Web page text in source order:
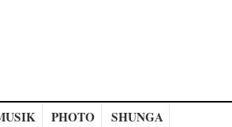
PHOTO SHUNGA